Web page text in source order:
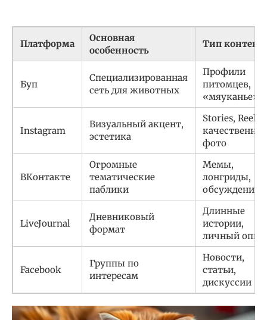
Платформа
Основная
особенность
Тип
Буп
Специализированная
сеть для животных
Профили
питомцев,
«мяуканье»
Instagram
Визуальный акцент,
эстетика
Stories, Reels,
фото
ВКонтакте
Огромные
тематические
паблики
Мемы,
лонгриды,
обсуждения
LiveJournal
Дневниковый
формат
Длинные
истории,
личный опыт
Facebook
Группы по
интересам
Новости,
статьи,
дискуссии